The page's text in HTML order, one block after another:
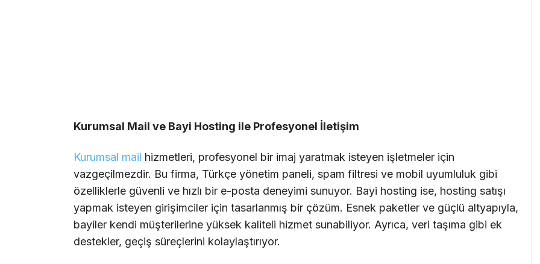
Kurumsal Mail ve Bayi Hosting ile Profesyonel İletişim
Kurumsal mail hizmetleri, profesyonel bir imaj yaratmak isteyen işletmeler için
vazgeçilmezdir. Bu firma, Türkçe yönetim paneli, spam filtresi ve mobil uyumluluk gibi
özelliklerle güvenli ve hızlı bir e-posta deneyimi sunuyor. Bayi hosting ise, hosting satışı
yapmak isteyen girişimciler için tasarlanmış bir çözüm. Esnek paketler ve güçlü altyapıyla,
bayiler kendi müşterilerine yüksek kaliteli hizmet sunabiliyor. Ayrıca, veri taşıma gibi ek
destekler, geçiş süreçlerini kolaylaştırıyor.